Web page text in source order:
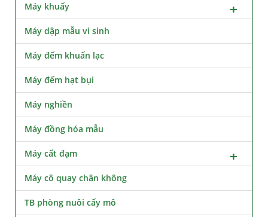
Máy khuấy
Máy dập mẫu vi sinh
Máy đếm khuẩn lạc
Máy đếm hạt bụi
Máy nghiền
Máy đồng hóa mẫu
Máy cất đạm
Máy cô quay chân không
TB phòng nuôi cấy mô